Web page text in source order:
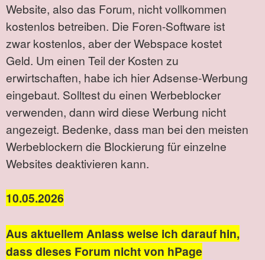
Website, also das Forum, nicht vollkommen
kostenlos betreiben. Die Foren-Software ist
zwar kostenlos, aber der Webspace kostet
Geld. Um einen Teil der Kosten zu
erwirtschaften, habe ich hier Adsense-Werbung
eingebaut. Solltest du einen Werbeblocker
verwenden, dann wird diese Werbung nicht
angezeigt. Bedenke, dass man bei den meisten
Werbeblockern die Blockierung für einzelne
Websites deaktivieren kann.
10.05.2026
Aus aktuellem Anlass weise ich darauf hin,
dass dieses Forum nicht von hPage